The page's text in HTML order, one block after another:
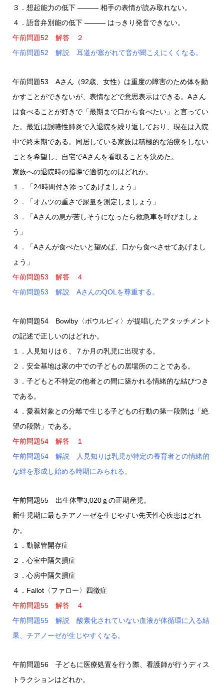
３．想起能力の低下 ――― 相手の表情が読み取れない。
４．語音弁別能の低下 ――― はっきり発音できない。
午前問題52 解答 ２
午前問題52 解説 耳道が塞がれて音が聞こえにくくなる。
午前問題53 Aさん（92歳、女性）は重度の障害のため体を動
かすことができないが、表情などで意思表示はできる。Aさん
は食べることが好きで「最期まで口から食べたい」と言ってい
た。最近は誤嚥性肺炎で入退院を繰り返しており、現在は入院
中で終末期である。同居している家族は積極的な治療をしない
ことを希望し、自宅でAさんを看取ることを決めた。
家族への退院時の指導で適切なのはどれか。
１．「24時間付き添ってあげましょう」
２．「オムツの重さで尿量を測定しましょう」
３．「Aさんの息が苦しそうになったら救急車を呼びましょ
う」
４．「Aさんが食べたいと望めば、口から食べさせてあげまし
ょう」
午前問題53 解答 ４
午前問題53 解説 AさんのQOLを尊重する。
午前問題54 Bowlby〈ボウルビィ〉が提唱したアタッチメント
の記述で正しいのはどれか。
１．人見知りは６、７か月の乳児に出現する。
２．安全基地は家の中での子どもの居場所のことである。
３．子どもと不特定の他者との間に築かれる情緒的な結びつき
である。
４．愛着対象との分離で生じる子どもの行動の第一段階は「絶
望の段階」である。
午前問題54 解答 １
午前問題54 解説 人見知りは乳児が特定の養育者との情緒的
な絆を形成し始める時期にみられる。
午前問題55 出生体重3,020ｇの正期産児。
新生児期に最もチアノーゼを生じやすい先天性心疾患はどれ
か。
１．動脈管開存症
２．心室中隔欠損症
３．心房中隔欠損症
４．Fallot〈ファロー〉四徴症
午前問題55 解答 ４
午前問題55 解説 酸素化されていない血液が体循環に入る結
果、チアノーゼが生じやすくなる。
午前問題56 子どもに医療処置を行う際、看護師が行うディス
トラクションはどれか。